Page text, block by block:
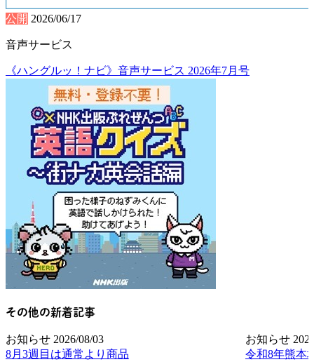
公開 2026/06/17
音声サービス
《ハングルッ！ナビ》音声サービス 2026年7月号
その他の新着記事
お知らせ 2026/08/03
8月3週目は通常より商品
お知らせ
令和8年熊本